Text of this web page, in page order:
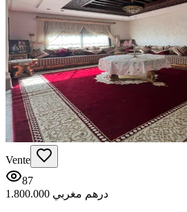
Vente
87
1.800.000 درهم مغربي